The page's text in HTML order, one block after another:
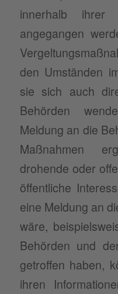
innerhalb ihrer
angegangen
den Umständen
sie sich auch
Behörden
Meldung an die
Maßnahmen
drohende oder
öffentliche
eine Meldung an
wäre,
Behörden und
getroffen haben,
ihren